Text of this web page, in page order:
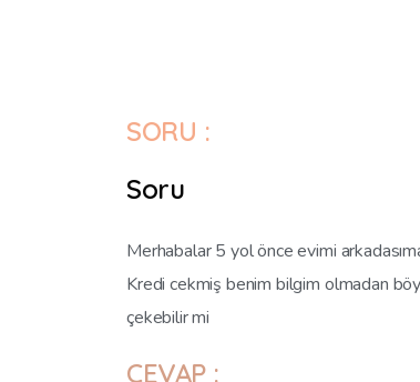
SORU :
Soru
Merhabalar 5 yol önce evimi
Kredi cekmiş benim bilgim olmadan
çekebilir mi
CEVAP :